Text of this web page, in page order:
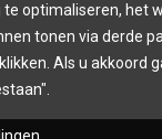
te optimaliseren, het
tonen via derde
Als u akkoord